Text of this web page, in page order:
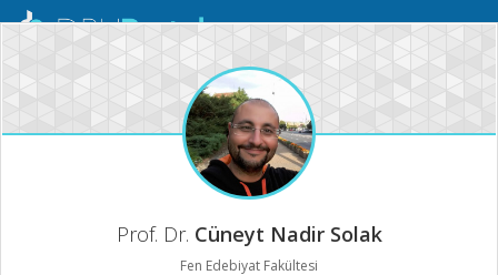
Mobil
Prof. Dr. Cüneyt Nadir Solak
Fen Edebiyat Fakültesi